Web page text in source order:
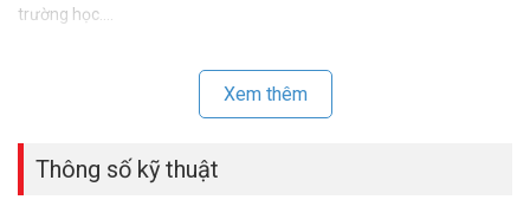
trường học….
Thông số kỹ thuật camera HDCVI 4MP Dahua
HAC-HFW1400SP-S2
Xem thêm
Thông số kỹ thuật